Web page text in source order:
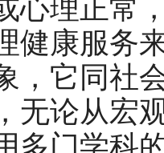
健康服务
，它同社
无论从宏
多门学科